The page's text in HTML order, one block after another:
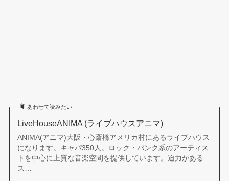
あわせて読みたい
LiveHouseANIMA (ライブハウスアニマ)
ANIMA(アニマ)大阪・心斎橋アメリカ村にあるライブハウス
になります。キャパ350人。ロック・パンク系のアーティス
トを中心に上質な音楽空間を提供しています。迫力がある
ス…